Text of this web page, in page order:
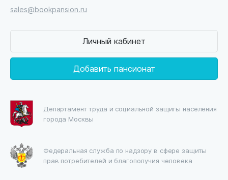
sales@bookpansion.ru
Личный кабинет
Добавить пансионат
Департамент труда и социальной защиты населения
города Москвы
Федеральная служба по надзору в сфере защиты
прав потребителей и благополучия человека